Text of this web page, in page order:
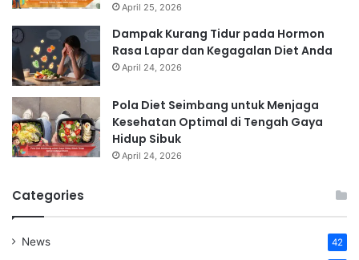
April 25, 2026
Dampak Kurang Tidur pada Hormon
Rasa Lapar dan Kegagalan Diet Anda
April 24, 2026
Pola Diet Seimbang untuk Menjaga
Kesehatan Optimal di Tengah Gaya
Hidup Sibuk
April 24, 2026
Categories
News 42